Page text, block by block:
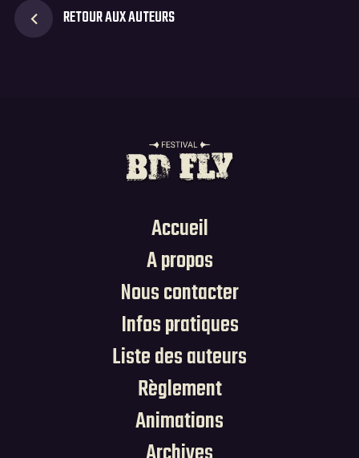
Suivez-vous sur les réseaux 🌟
RETOUR AUX AUTEURS
Accueil
A propos
Nous contacter
Infos pratiques
Liste des auteurs
Règlement
Animations